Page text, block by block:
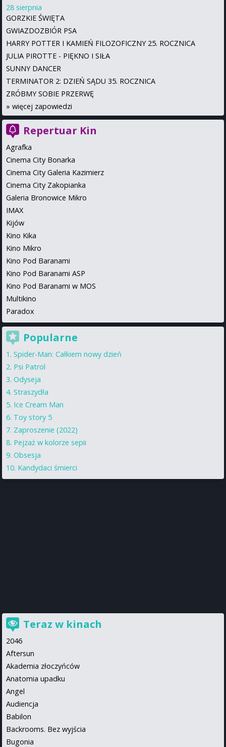
28 sierpnia
GORZKIE ŚWIĘTA
GWIAZDOZBIÓR PSA
HARRY POTTER I KAMIEŃ FILOZOFICZNY 25. ROCZNICA
JULIA PIROTTE - PIĘKNO I SIŁA
SUNNY DANCER
TERMINATOR 2: DZIEŃ SĄDU 35. ROCZNICA
ZRÓBMY SOBIE PRZERWĘ
» więcej zapowiedzi
Repertuar Kin
Agrafka
Cinema City Bonarka
Cinema City Galeria Kazimierz
Cinema City Zakopianka
Galeria Bronowice Mikro
IMAX
Kijów
Kino Kika
Kino Mikro
Kino Pod Baranami
Kino Pod Baranami ASP
Kino Pod Baranami w MOS
Multikino
Paradox
Popularne
Spider-Man: Całkiem nowy dzień
Psi Patrol
Odyseja
Straszydła
Ice Cream Man
Toy story 5
Zaproszenie (2022)
Pejzaż w kolorze sepii
Obsesja
Kandydaci śmierci
Teraz w kinach
2046
Aftersun
Akademia złoczyńców
Anatomia upadku
Angel
Audiencja
Babilon
Backrooms. Bez wyjścia
Bugonia